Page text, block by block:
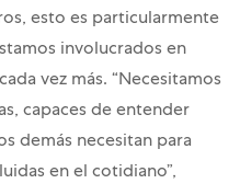
esto es particularmente
involucrados en
vez más. “Necesitamos
capaces de entender
demás necesitan para
en el cotidiano”,